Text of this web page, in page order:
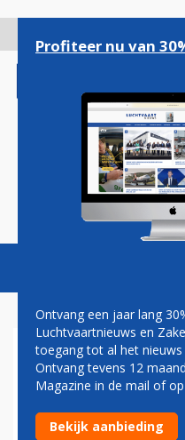
gaan
Magazine
KLM
ZESTIENDE
OP SCHIPHOL
Profiteer nu van
Ontvang een jaar lang
Luchtvaartnieuws en
toegang tot al het
Ontvang tevens 12
Magazine in de mail of
Bekijk aanbieding